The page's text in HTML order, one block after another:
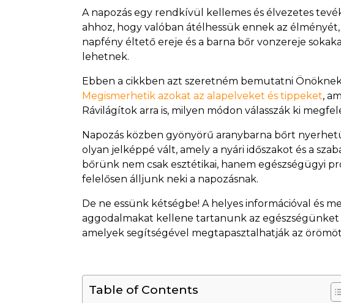
A napozás egy rendkívül kellemes és élvezetes
ahhoz, hogy valóban átélhessük ennek az
napfény éltető ereje és a barna bőr vonzereje
lehetnek.
Ebben a cikkben azt szeretném bemutatni
Megismerhetik azokat az alapelveket és tippeket,
Rávilágítok arra is, milyen módon válasszák ki
Napozás közben gyönyörű aranybarna bőrt
olyan jelképpé vált, amely a nyári időszakot és a
bőrünk nem csak esztétikai, hanem egészségügyi
felelősen álljunk neki a napozásnak.
De ne essünk kétségbe! A helyes információval és
aggodalmakat kellene tartanunk az
amelyek segítségével megtapasztalhatják az
Table of Contents